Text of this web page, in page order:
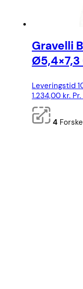
Gravelli
Ø5,4×7,3
Leveringstid
1.234,00 kr.
4